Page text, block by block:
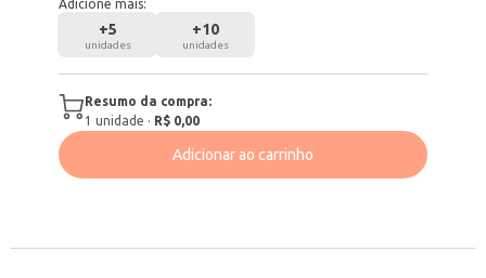
Adicione mais:
+5
unidades
+10
unidades
Resumo da compra:
1 unidade · R$ 0,00
Adicionar ao carrinho